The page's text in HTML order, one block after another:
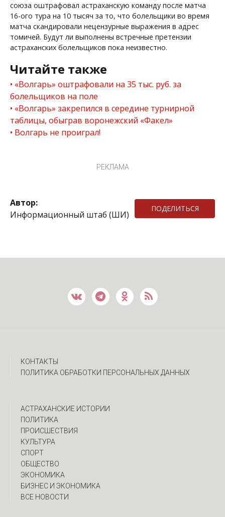
союза оштрафовал астраханскую команду после матча
16-ого тура на 10 тысяч за то, что болельщики во время
матча скандировали нецензурные выражения в адрес
томичей. Будут ли выполнены встречные претензии
астраханских болельщиков пока неизвестно.
Читайте также
«Волгарь» оштрафовали на 35 тыс. руб. за
болельщиков на поле
«Волгарь» закрепился в середине турнирной
таблицы, обыграв воронежский «Факел»
Волгарь не проиграл!
РЕКЛАМА
Автор:
Информационный штаб (ШИ)
ПОДЕЛИТЬСЯ
КОНТАКТЫ
ПОЛИТИКА ОБРАБОТКИ ПЕРСОНАЛЬНЫХ ДАННЫХ
АСТРАХАНСКИЕ ИСТОРИИ
ПОЛИТИКА
ПРОИСШЕСТВИЯ
КУЛЬТУРА
СПОРТ
ОБЩЕСТВО
ЭКОНОМИКА
БИЗНЕС И ЭКОНОМИКА
ВСЕ НОВОСТИ